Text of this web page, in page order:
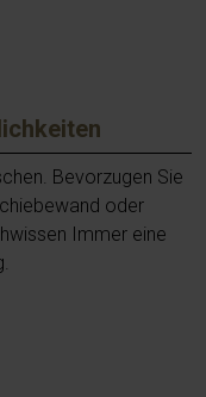
Bevorzugen Sie
oder
Immer eine